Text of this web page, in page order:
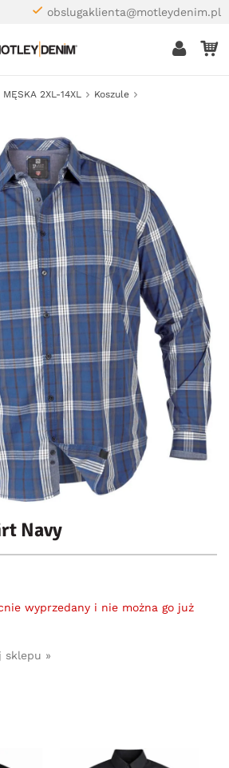
obslugaklienta@motleydenim.pl
2XL-14XL
Koszule
Navy
wyprzedany i nie można go już
sklepu »